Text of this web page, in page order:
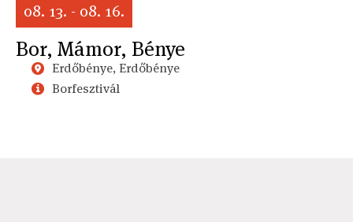
08. 13. - 08. 16.
Bor, Mámor, Bénye
Erdőbénye, Erdőbénye
Borfesztivál